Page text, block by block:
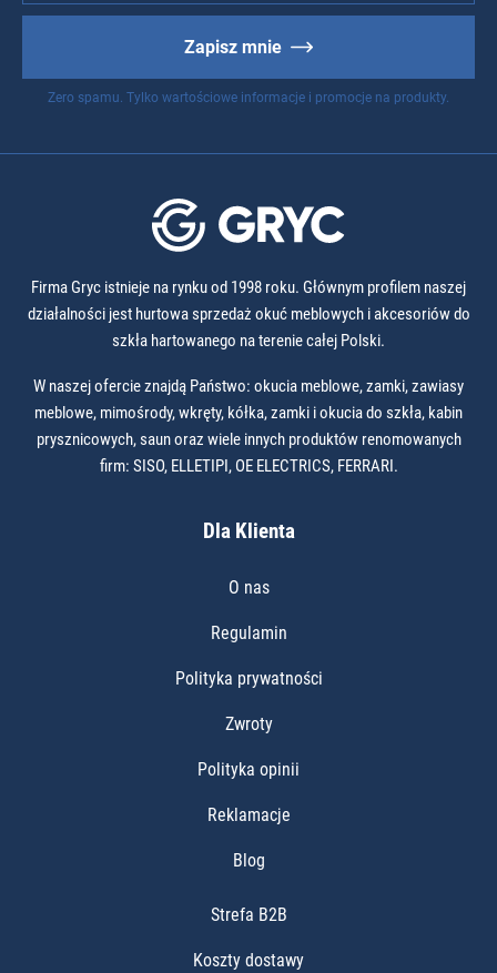
Zapisz mnie
Zero spamu. Tylko wartościowe informacje i promocje na produkty.
Firma Gryc istnieje na rynku od 1998 roku. Głównym profilem naszej
działalności jest hurtowa sprzedaż okuć meblowych i akcesoriów do
szkła hartowanego na terenie całej Polski.
W naszej ofercie znajdą Państwo: okucia meblowe, zamki, zawiasy
meblowe, mimośrody, wkręty, kółka, zamki i okucia do szkła, kabin
prysznicowych, saun oraz wiele innych produktów renomowanych
firm: SISO, ELLETIPI, OE ELECTRICS, FERRARI.
Dla Klienta
O nas
Regulamin
Polityka prywatności
Zwroty
Polityka opinii
Reklamacje
Blog
Strefa B2B
Koszty dostawy